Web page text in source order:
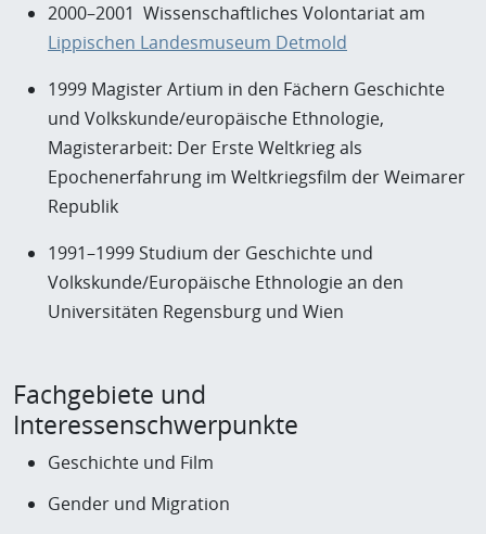
2000–2001 Wissenschaftliches Volontariat am
Lippischen Landesmuseum Detmold
1999 Magister Artium in den Fächern Geschichte
und Volkskunde/europäische Ethnologie,
Magisterarbeit: Der Erste Weltkrieg als
Epochenerfahrung im Weltkriegsfilm der Weimarer
Republik
1991–1999 Studium der Geschichte und
Volkskunde/Europäische Ethnologie an den
Universitäten Regensburg und Wien
Fachgebiete und
Interessenschwerpunkte
Geschichte und Film
Gender und Migration